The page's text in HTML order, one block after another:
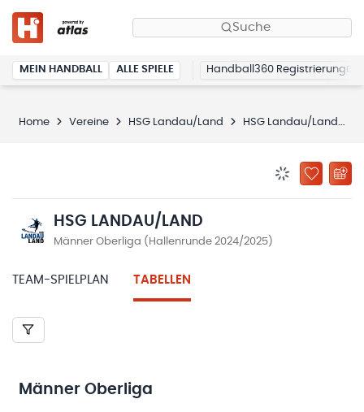
Suche
MEIN HANDBALL ALLE SPIELE Handball360 Registrierung
Home Vereine HSG Landau/Land HSG Landau/Land
ZU
HSG LANDAU/LAND
Männer Oberliga (Hallenrunde 2024/2025)
TEAM-SPIELPLAN TABELLEN
Männer Oberliga